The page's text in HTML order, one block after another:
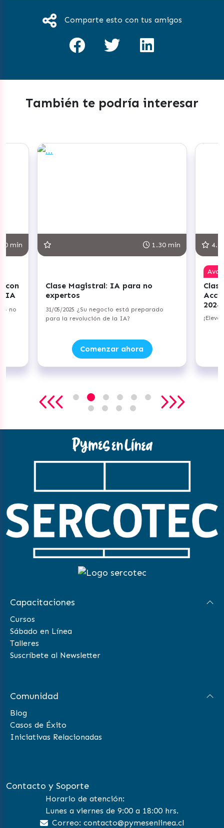
Comparte esto con tus amigos
También te podría interesar
IA para no
negocio está preparado
Clase Magistral: Planifica
Acciones de Copywriting
¡Eleva tu capacidad persuasiva!
Comenzar ahora
Capacitaciones
Cursos
Sábado en Línea
Talleres
Suscríbete al Newsletter
Comunidad
Blog
Casos de Éxito
Iniciativas Relacionadas
Contacto y Soporte
Horario de atención:
Lunes a viernes de 9:00 a 18:00 hrs.
Correo: contacto@pymesenlinea.cl